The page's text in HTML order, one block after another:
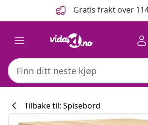
Gratis frakt over
Tilbake til: Spisebord